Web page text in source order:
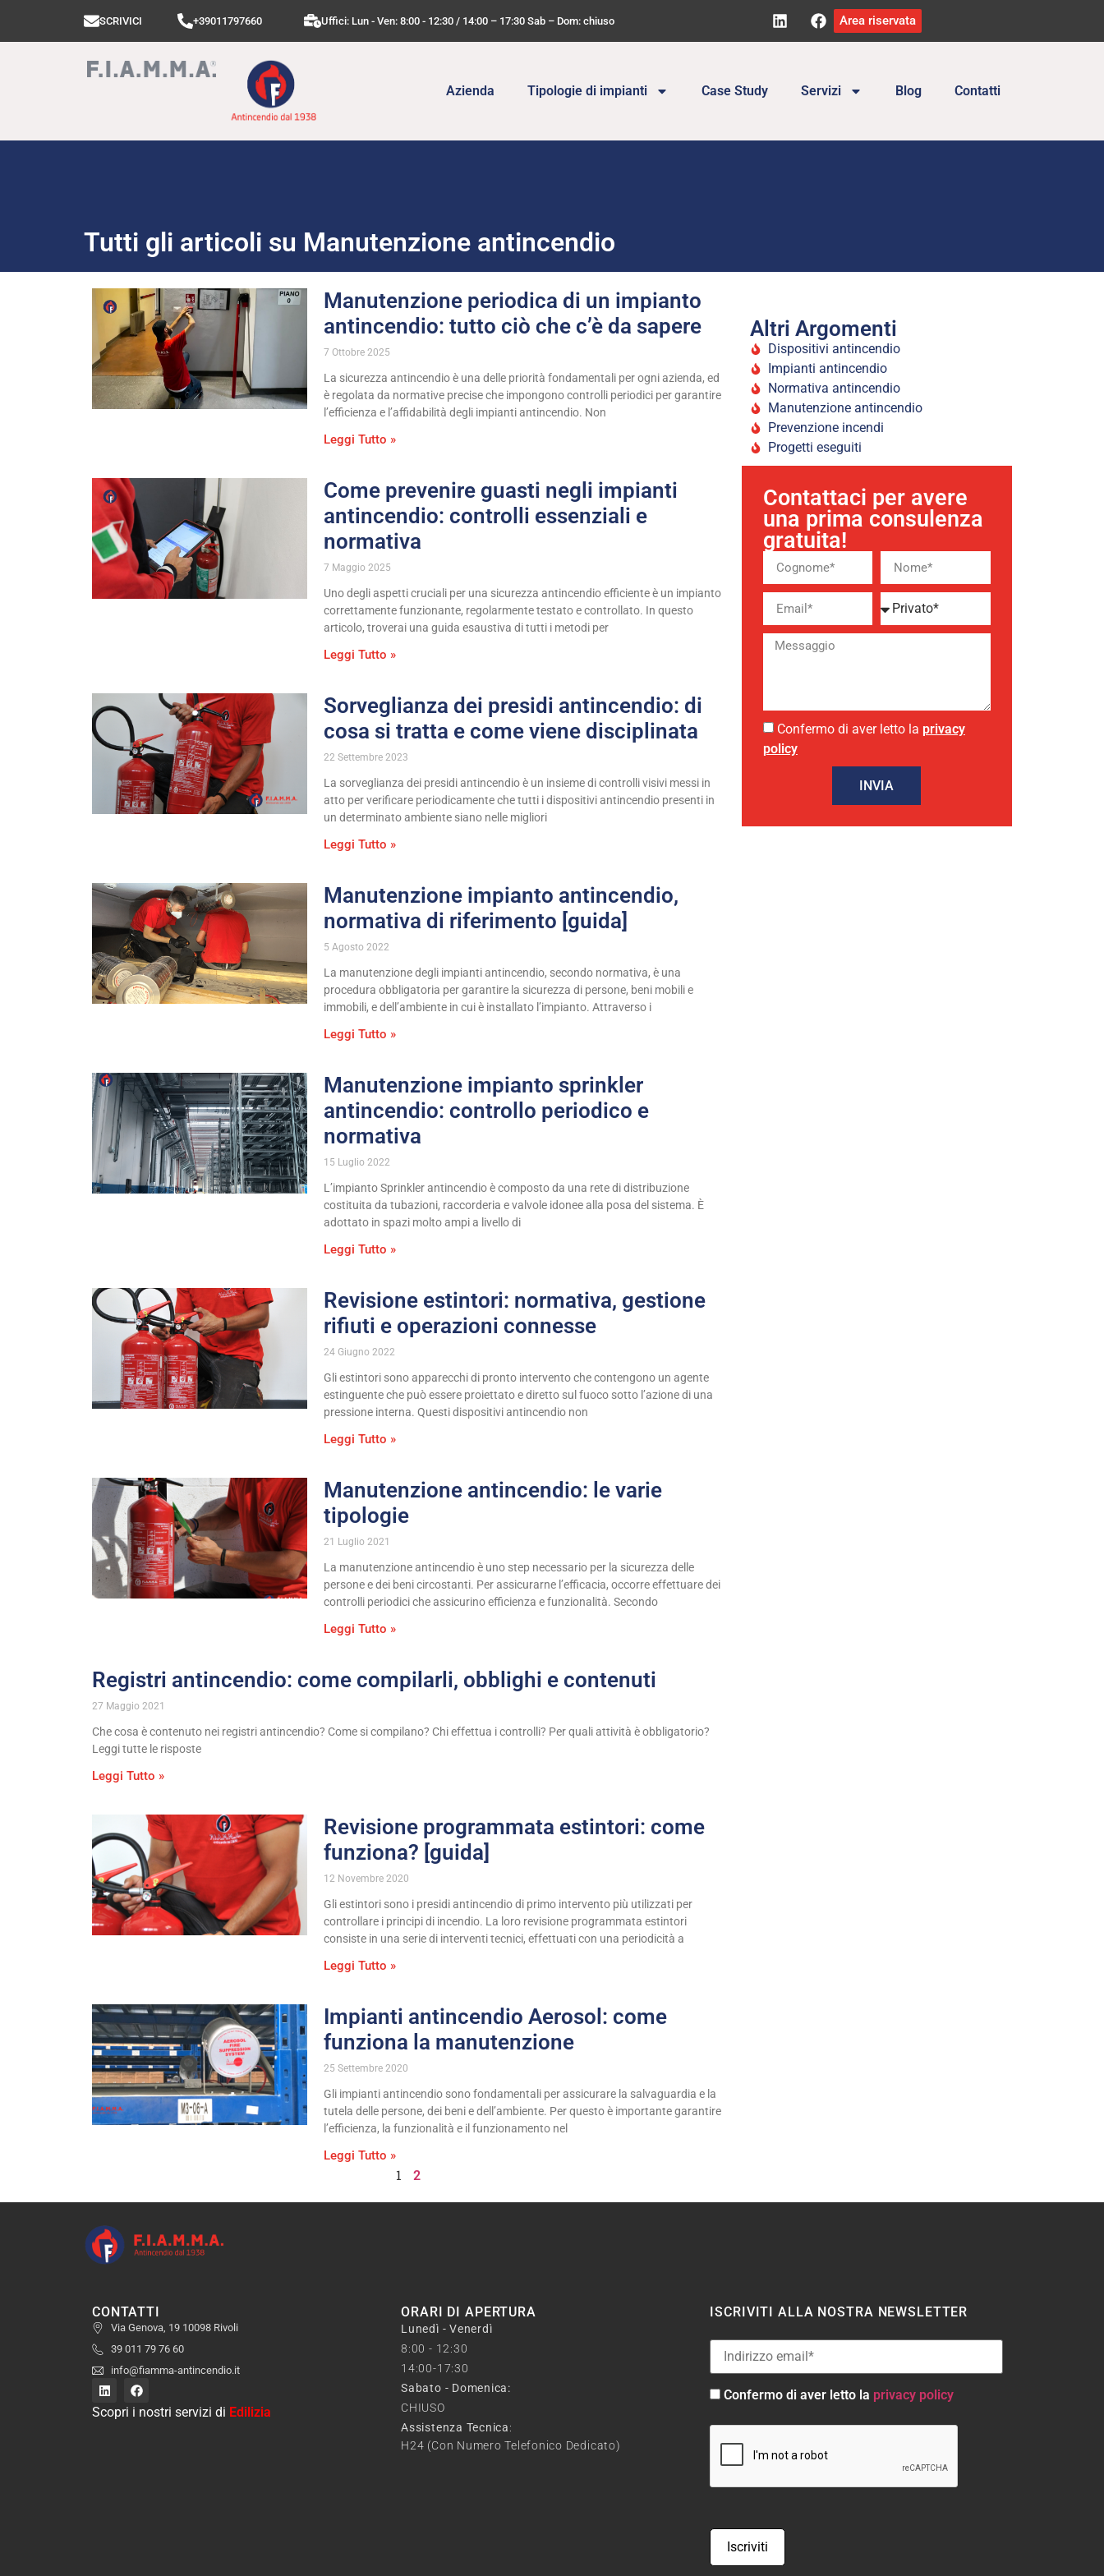
SCRIVICI +39011797660 Uffici: Lun - Ven: 8:00 - 12:30 / 14:00 – 17:30 Sab – Dom: chiuso Area riservata
Azienda Tipologie di impianti Case Study Servizi Blog Contatti
Tutti gli articoli su Manutenzione antincendio
Manutenzione periodica di un impianto
antincendio: tutto ciò che c’è da sapere
7 Ottobre 2025
La sicurezza antincendio è una delle priorità fondamentali per ogni azienda, ed
è regolata da normative precise che impongono controlli periodici per garantire
l’efficienza e l’affidabilità degli impianti antincendio. Non
Leggi Tutto »
Come prevenire guasti negli impianti
antincendio: controlli essenziali e
normativa
7 Maggio 2025
Uno degli aspetti cruciali per una sicurezza antincendio efficiente è un impianto
correttamente funzionante, regolarmente testato e controllato. In questo
articolo, troverai una guida esaustiva di tutti i metodi per
Leggi Tutto »
Sorveglianza dei presidi antincendio: di
cosa si tratta e come viene disciplinata
22 Settembre 2023
La sorveglianza dei presidi antincendio è un insieme di controlli visivi messi in
atto per verificare periodicamente che tutti i dispositivi antincendio presenti in
un determinato ambiente siano nelle migliori
Leggi Tutto »
Manutenzione impianto antincendio,
normativa di riferimento [guida]
5 Agosto 2022
La manutenzione degli impianti antincendio, secondo normativa, è una
procedura obbligatoria per garantire la sicurezza di persone, beni mobili e
immobili, e dell’ambiente in cui è installato l’impianto. Attraverso i
Leggi Tutto »
Manutenzione impianto sprinkler
antincendio: controllo periodico e
normativa
15 Luglio 2022
L’impianto Sprinkler antincendio è composto da una rete di distribuzione
costituita da tubazioni, raccorderia e valvole idonee alla posa del sistema. È
adottato in spazi molto ampi a livello di
Leggi Tutto »
Revisione estintori: normativa, gestione
rifiuti e operazioni connesse
24 Giugno 2022
Gli estintori sono apparecchi di pronto intervento che contengono un agente
estinguente che può essere proiettato e diretto sul fuoco sotto l’azione di una
pressione interna. Questi dispositivi antincendio non
Leggi Tutto »
Manutenzione antincendio: le varie
tipologie
21 Luglio 2021
La manutenzione antincendio è uno step necessario per la sicurezza delle
persone e dei beni circostanti. Per assicurarne l’efficacia, occorre effettuare dei
controlli periodici che assicurino efficienza e funzionalità. Secondo
Leggi Tutto »
Registri antincendio: come compilarli, obblighi e contenuti
27 Maggio 2021
Che cosa è contenuto nei registri antincendio? Come si compilano? Chi effettua i controlli? Per quali attività è obbligatorio?
Leggi tutte le risposte
Leggi Tutto »
Revisione programmata estintori: come
funziona? [guida]
12 Novembre 2020
Gli estintori sono i presidi antincendio di primo intervento più utilizzati per
controllare i principi di incendio. La loro revisione programmata estintori
consiste in una serie di interventi tecnici, effettuati con una periodicità a
Leggi Tutto »
Impianti antincendio Aerosol: come
funziona la manutenzione
25 Settembre 2020
Gli impianti antincendio sono fondamentali per assicurare la salvaguardia e la
tutela delle persone, dei beni e dell’ambiente. Per questo è importante garantire
l’efficienza, la funzionalità e il funzionamento nel
Leggi Tutto »
1 2
Altri Argomenti
Dispositivi antincendio
Impianti antincendio
Normativa antincendio
Manutenzione antincendio
Prevenzione incendi
Progetti eseguiti
Contattaci per avere
una prima consulenza
gratuita!
Confermo di aver letto la privacy
policy
INVIA
CONTATTI
Via Genova, 19 10098 Rivoli
39 011 79 76 60
info@fiamma-antincendio.it
Scopri i nostri servizi di Edilizia
ORARI DI APERTURA
Lunedì - Venerdì
8:00 - 12:30
14:00-17:30
Sabato - Domenica:
CHIUSO
Assistenza Tecnica:
H24 (con Numero Telefonico Dedicato)
ISCRIVITI ALLA NOSTRA NEWSLETTER
Confermo di aver letto la privacy policy